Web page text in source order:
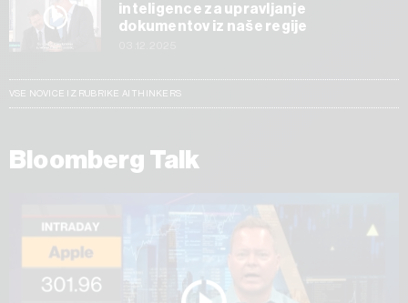
inteligence za upravljanje
dokumentov iz naše regije
VSE NOVICE IZ RUBRIKE AI THINKERS
Bloomberg Talk